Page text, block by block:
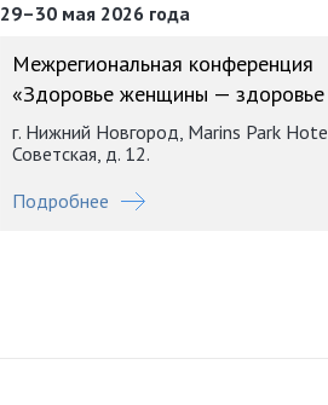
29–30 мая 2026 года
Межрегиональная конференция
«Здоровье женщины — здоровье
г. Нижний Новгород, Marins Park
Советская, д. 12.
Подробнее